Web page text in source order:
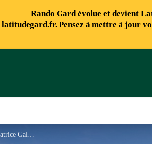
Rando Gard évolue et devient
latitudegard.fr. Pensez à mettre à jour
Au dessus de Dourbies - Béatrice Galzin